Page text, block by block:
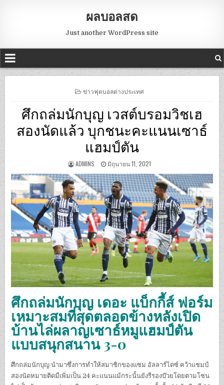
ผลบอลสด
Just another WordPress site
POSTED
ข่าวฟุตบอลต่างประเทศ
ศึกถล่มนักบุญ เวสต์บรอมวิชเฮ
สองนัดแล้ว บุกชนะคะแนนเซาธ์
แฮมป์ตัน
ADMINS มิถุนายน 11, 2021
ศึกถล่มนักบุญ เดอะ แบ็กกี้ส์ ฟอร์ม
เหมาะสมที่สุดตลอดข้างหลังเปิด
บ้านไล่ผลาญเซาธ์หมูแฮมป์ตัน
แบบสนุกสนาน 3-0
ศึกถล่มนักบุญ นำมาซึ่งการทำให้สมาชิกของแซม อัลลาร์ไดซ์ คว้าแชมป์
สองนัดหมายติดมีเพิ่มเป็น 24 คะแนนแม้กระนั้นยังรีรองบ๊วยโดยตามโซน